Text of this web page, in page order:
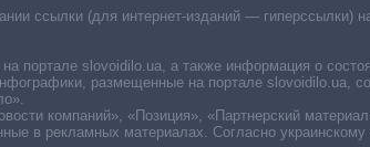
ссылки (для интернет-изданий — гиперссылки)
портале slovoidilo.ua, а также информация о
размещенные на портале slovoidilo.ua,
компаний», «Позиция», «Партнерский
в рекламных материалах. Согласно украинскому